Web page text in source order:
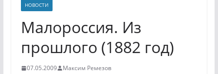
НОВОСТИ
Малороссия. Из
прошлого (1882 год)
07.05.2009 Максим Ремезов